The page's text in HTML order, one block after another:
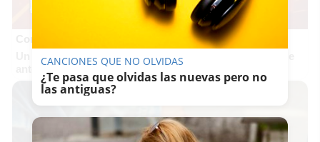
Un verdadero MMORPG de la vieja escuela ¡Cómo los de
antes, pero mejor!
CANCIONES QUE NO OLVIDAS
¿Te pasa que olvidas las nuevas pero no
las antiguas?